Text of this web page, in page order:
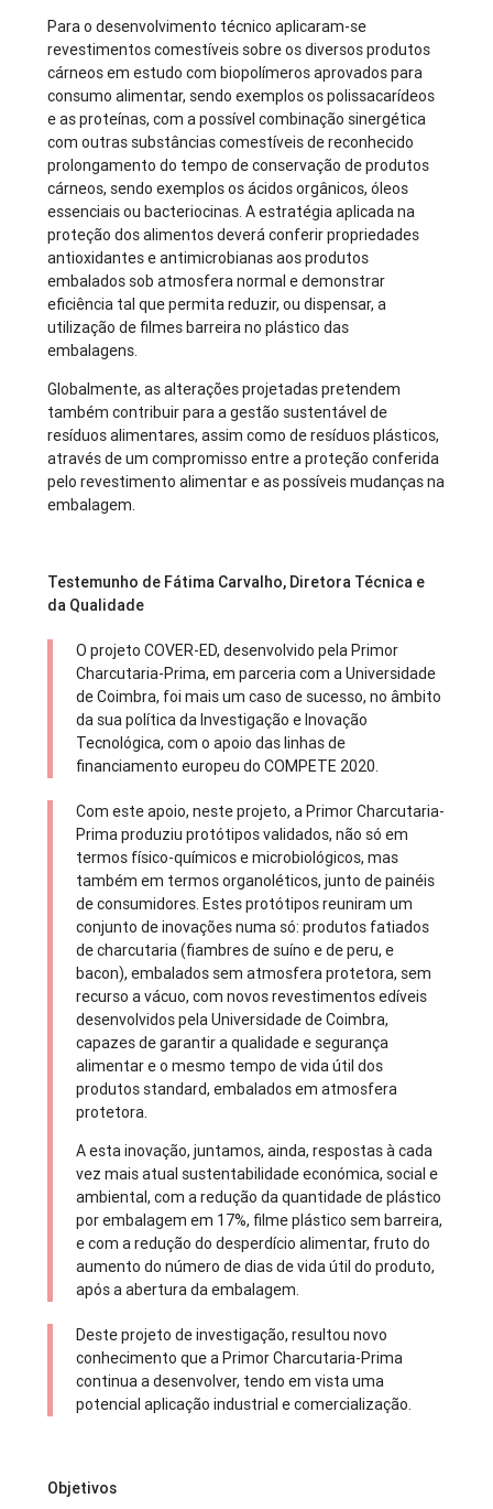
Para o desenvolvimento técnico aplicaram-se
revestimentos comestíveis sobre os diversos produtos
cárneos em estudo com biopolímeros aprovados para
consumo alimentar, sendo exemplos os polissacarídeos
e as proteínas, com a possível combinação sinergética
com outras substâncias comestíveis de reconhecido
prolongamento do tempo de conservação de produtos
cárneos, sendo exemplos os ácidos orgânicos, óleos
essenciais ou bacteriocinas. A estratégia aplicada na
proteção dos alimentos deverá conferir propriedades
antioxidantes e antimicrobianas aos produtos
embalados sob atmosfera normal e demonstrar
eficiência tal que permita reduzir, ou dispensar, a
utilização de filmes barreira no plástico das
embalagens.
Globalmente, as alterações projetadas pretendem
também contribuir para a gestão sustentável de
resíduos alimentares, assim como de resíduos plásticos,
através de um compromisso entre a proteção conferida
pelo revestimento alimentar e as possíveis mudanças na
embalagem.
Testemunho de Fátima Carvalho, Diretora Técnica e
da Qualidade​
O projeto COVER-ED, desenvolvido pela Primor
Charcutaria-Prima, em parceria com a Universidade
de Coimbra, foi mais um caso de sucesso, no âmbito
da sua política da Investigação e Inovação
Tecnológica, com o apoio das linhas de
financiamento europeu do COMPETE 2020.
Com este apoio, neste projeto, a Primor Charcutaria-
Prima produziu protótipos validados, não só em
termos físico-químicos e microbiológicos, mas
também em termos organoléticos, junto de painéis
de consumidores. Estes protótipos reuniram um
conjunto de inovações numa só: produtos fatiados
de charcutaria (fiambres de suíno e de peru, e
bacon), embalados sem atmosfera protetora, sem
recurso a vácuo, com novos revestimentos edíveis
desenvolvidos pela Universidade de Coimbra,
capazes de garantir a qualidade e segurança
alimentar e o mesmo tempo de vida útil dos
produtos standard, embalados em atmosfera
protetora.
A esta inovação, juntamos, ainda, respostas à cada
vez mais atual sustentabilidade económica, social e
ambiental, com a redução da quantidade de plástico
por embalagem em 17%, filme plástico sem barreira,
e com a redução do desperdício alimentar, fruto do
aumento do número de dias de vida útil do produto,
após a abertura da embalagem.
Deste projeto de investigação, resultou novo
conhecimento que a Primor Charcutaria-Prima
continua a desenvolver, tendo em vista uma
potencial aplicação industrial e comercialização.
Objetivos